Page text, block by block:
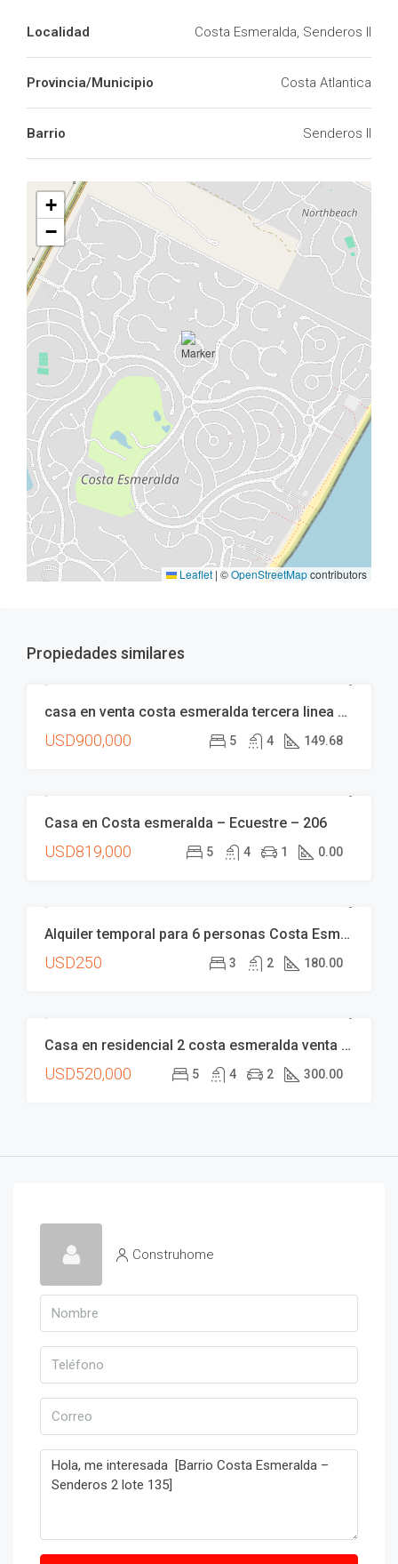
Localidad Costa Esmeralda, Senderos II
Provincia/Municipio Costa Atlantica
Barrio Senderos II
+
−
Leaflet | ©OpenStreetMapcontributors
Propiedades similares
VENTAcasa en venta costa esmeralda tercera linea de mar
USD900,000 5 4 149.68
VENTA
Casa en Costa esmeralda – Ecuestre – 206
USD819,000 5 4 1 0.00
ALQUILERAlquiler temporal para 6 personas Costa Esmeralda
USD250 3 2 180.00
VENTACasa en residencial 2 costa esmeralda venta disponible excelente estado y ubicación costa argentina
USD520,000 5 4 2 300.00
Construhome